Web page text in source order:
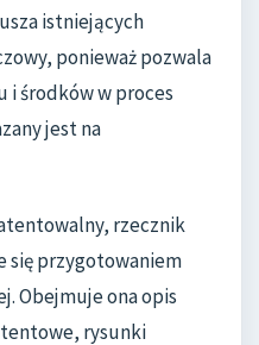
istniejących
ponieważ pozwala
i środków w proces
jest na
rzecznik
się przygotowaniem
Obejmuje ona opis
rysunki